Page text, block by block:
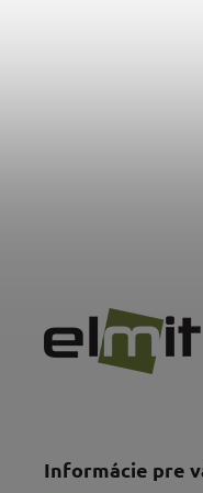
Informácie pre